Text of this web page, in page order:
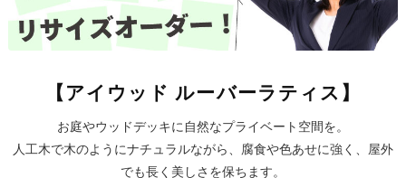
【アイウッド ルーバーラティス】
お庭やウッドデッキに自然なプライベート空間を。
人工木で木のようにナチュラルながら、腐食や色あせに強く、屋外
でも長く美しさを保ちます。